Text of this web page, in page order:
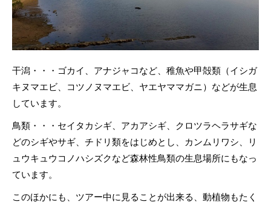
干潟・・・ゴカイ、アナジャコなど、稚魚や甲殻類（イシガ
キヌマエビ、コツノヌマエビ、ヤエヤママガニ）などが生息
しています。
鳥類・・・セイタカシギ、アカアシギ、クロツラヘラサギな
どのシギやサギ、チドリ類をはじめとし、カンムリワシ、リ
ュウキュウコノハシズクなど森林性鳥類の生息場所にもなっ
ています。
このほかにも、ツアー中に見ることが出来る、動植物もたく